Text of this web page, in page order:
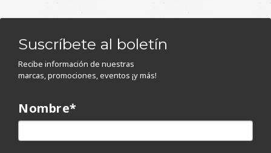
Suscríbete al boletín
Recibe información de nuestras
marcas, promociones, eventos ¡y más!
Nombre*